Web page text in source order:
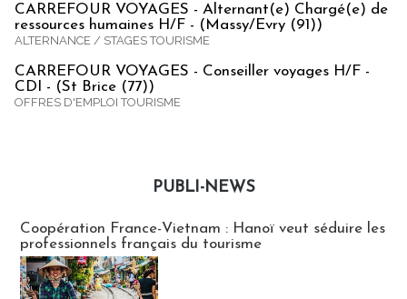
CARREFOUR VOYAGES - Alternant(e) Chargé(e) de
ressources humaines H/F - (Massy/Evry (91))
ALTERNANCE / STAGES TOURISME
CARREFOUR VOYAGES - Conseiller voyages H/F -
CDI - (St Brice (77))
OFFRES D'EMPLOI TOURISME
PUBLI-NEWS
Coopération France-Vietnam : Hanoï veut séduire les
professionnels français du tourisme